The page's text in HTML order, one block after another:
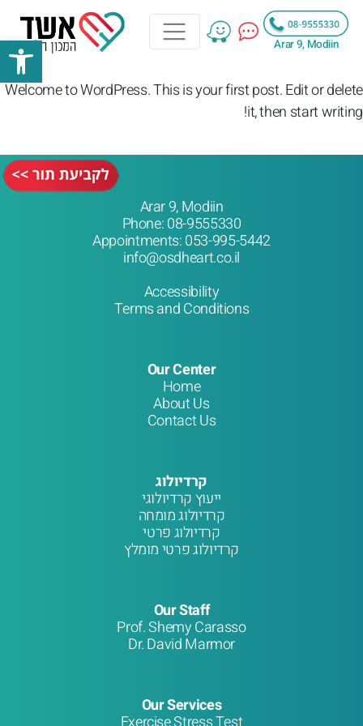
Arar 9, Modiin
Welcome to WordPress. This is your first post. Edit or delete
it, then start writing!
Arar 9, Modiin
Phone:08-9555330
Appointments:053-995-5442
info@osdheart.co.il
Accessibility
Terms and Conditions
Our Center
Home
About Us
Contact Us
קרדיולוג
ייעוץ קרדיולוגי
קרדיולוג מומחה
קרדיולוג פרטי
קרדיולוג פרטי מומלץ
Our Staff
Prof. Shemy Carasso
Dr. David Marmor
Our Services